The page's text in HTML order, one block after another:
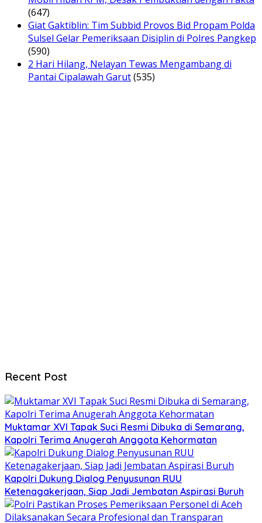
(647)
Giat Gaktiblin: Tim Subbid Provos Bid Propam Polda
Sulsel Gelar Pemeriksaan Disiplin di Polres Pangkep
(590)
2 Hari Hilang, Nelayan Tewas Mengambang di
Pantai Cipalawah Garut(535)
Recent Post
Muktamar XVI Tapak Suci Resmi Dibuka di Semarang,
Kapolri Terima Anugerah Anggota Kehormatan
Kapolri Dukung Dialog Penyusunan RUU
Ketenagakerjaan, Siap Jadi Jembatan Aspirasi Buruh